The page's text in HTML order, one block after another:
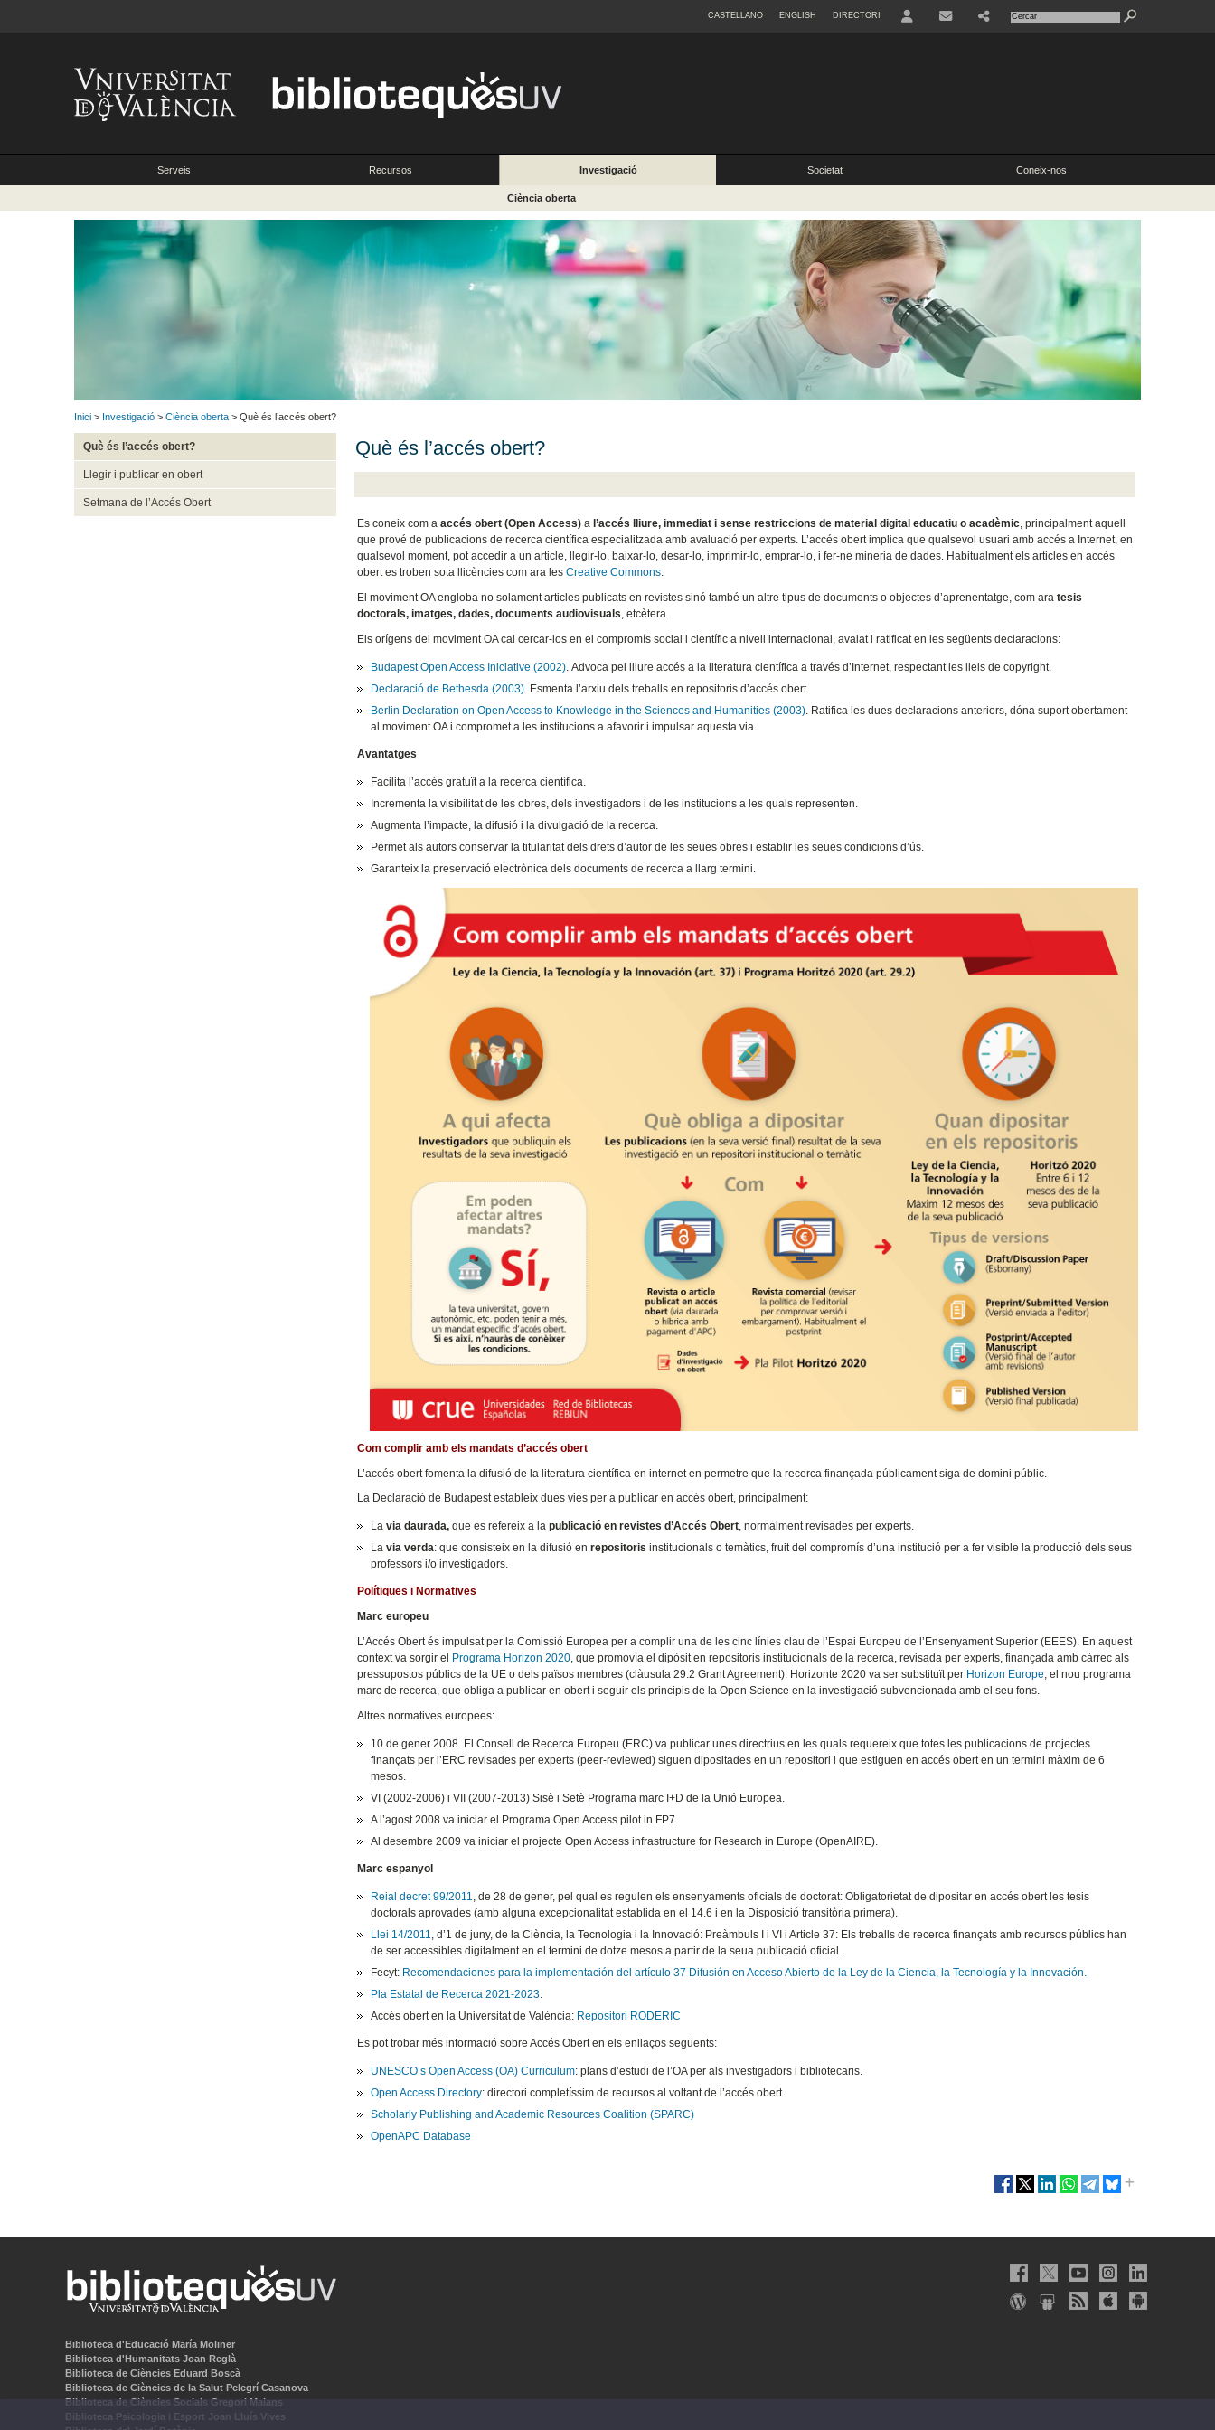
CASTELLANO ENGLISH DIRECTORI
Serveis Recursos Investigació Societat Coneix-nos
Ciència oberta
Inici > Investigació > Ciència oberta > Què és l’accés obert?
Què és l’accés obert?
Llegir i publicar en obert
Setmana de l’Accés Obert
Què és l’accés obert?
Es coneix com a accés obert (Open Access)a l’accés lliure, immediat i sense restriccions de material digital educatiu o acadèmic, principalment aquell
que prové de publicacions de recerca científica especialitzada amb avaluació per experts. L’accés obert implica que qualsevol usuari amb accés a Internet, en
qualsevol moment, pot accedir a un article, llegir-lo, baixar-lo, desar-lo, imprimir-lo, emprar-lo, i fer-ne mineria de dades. Habitualment els articles en accés
obert es troben sota llicències com ara les Creative Commons.
El moviment OA engloba no solament articles publicats en revistes sinó també un altre tipus de documents o objectes d’aprenentatge, com ara tesis
doctorals, imatges, dades, documents audiovisuals , etcètera.
Els orígens del moviment OA cal cercar-los en el compromís social i científic a nivell internacional, avalat i ratificat en les següents declaracions:
Budapest Open Access Iniciative (2002). Advoca pel lliure accés a la literatura científica a través d’Internet, respectant les lleis de copyright.
Declaració de Bethesda (2003). Esmenta l’arxiu dels treballs en repositoris d’accés obert.
Berlin Declaration on Open Access to Knowledge in the Sciences and Humanities (2003). Ratifica les dues declaracions anteriors, dóna suport obertament
al moviment OA i compromet a les institucions a afavorir i impulsar aquesta via.
Avantatges
Facilita l’accés gratuït a la recerca científica.
Incrementa la visibilitat de les obres, dels investigadors i de les institucions a les quals representen.
Augmenta l’impacte, la difusió i la divulgació de la recerca.
Permet als autors conservar la titularitat dels drets d’autor de les seues obres i establir les seues condicions d’ús.
Garanteix la preservació electrònica dels documents de recerca a llarg termini.
Com complir amb els mandats d’accés obert
L’accés obert fomenta la difusió de la literatura científica en internet en permetre que la recerca finançada públicament siga de domini públic.
La Declaració de Budapest estableix dues vies per a publicar en accés obert, principalment:
La via daurada,que es refereix a la publicació en revistes d’Accés Obert, normalment revisades per experts.
La via verda: que consisteix en la difusió en repositoris institucionals o temàtics, fruit del compromís d’una institució per a fer visible la producció dels seus
professors i/o investigadors.
Polítiques i Normatives
Marc europeu
L’Accés Obert és impulsat per la Comissió Europea per a complir una de les cinc línies clau de l’Espai Europeu de l’Ensenyament Superior (EEES). En aquest
context va sorgir el
Programa Horizon 2020, que promovía el dipòsit en repositoris institucionals de la recerca, revisada per experts, finançada amb càrrec als
pressupostos públics de la UE o dels països membres (clàusula 29.2 Grant Agreement). Horizonte 2020 va ser substituït per Horizon Europe, el nou programa
marc de recerca, que obliga a publicar en obert i seguir els principis de la Open Science en la investigació subvencionada amb el seu fons.
Altres normatives europees:
10 de gener 2008. El Consell de Recerca Europeu (ERC) va publicar unes directrius en les quals requereix que totes les publicacions de projectes
finançats per l’ERC revisades per experts (peer-reviewed) siguen dipositades en un repositori i que estiguen en accés obert en un termini màxim de 6
mesos.
VI (2002-2006) i VII (2007-2013) Sisè i Setè Programa marc I+D de la Unió Europea.
A l’agost 2008 va iniciar el Programa Open Access pilot in FP7.
Al desembre 2009 va iniciar el projecte Open Access infrastructure for Research in Europe (OpenAIRE).
Marc espanyol
Reial decret 99/2011, de 28 de gener, pel qual es regulen els ensenyaments oficials de doctorat: Obligatorietat de dipositar en accés obert les tesis
doctorals aprovades (amb alguna excepcionalitat establida en el 14.6 i en la Disposició transitòria primera).
Llei 14/2011, d’1 de juny, de la Ciència, la Tecnologia i la Innovació: Preàmbuls I i VI i Article 37: Els treballs de recerca finançats amb recursos públics han
de ser accessibles digitalment en el termini de dotze mesos a partir de la seua publicació oficial.
Fecyt: Recomendaciones para la implementación del artículo 37 Difusión en Acceso Abierto de la Ley de la Ciencia, la Tecnología y la Innovación.
Pla Estatal de Recerca 2021-2023.
Accés obert en la Universitat de València: Repositori RODERIC
Es pot trobar més informació sobre Accés Obert en els enllaços següents:
UNESCO’s Open Access (OA) Curriculum: plans d’estudi de l’OA per als investigadors i bibliotecaris.
Open Access Directory: directori completíssim de recursos al voltant de l’accés obert.
Scholarly Publishing and Academic Resources Coalition (SPARC)
OpenAPC Database
Biblioteca d'Educació María Moliner
Biblioteca d'Humanitats Joan Reglà
Biblioteca de Ciències Eduard Boscà
Biblioteca de Ciències de la Salut Pelegrí Casanova
Biblioteca de Ciències Socials Gregori Maians
Biblioteca Psicologia i Esport Joan Lluís Vives